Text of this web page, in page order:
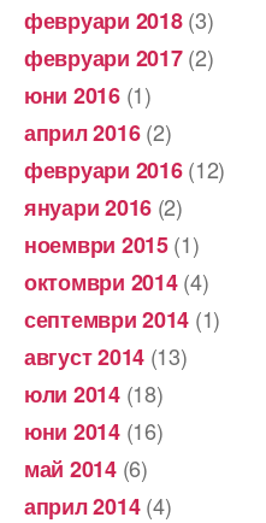
февруари 2018(3)
февруари 2017(2)
юни 2016(1)
април 2016(2)
февруари 2016(12)
януари 2016 (2)
ноември 2015(1)
октомври 2014(4)
септември 2014 (1)
август 2014 (13)
юли 2014(18)
юни 2014(16)
май 2014(6)
април 2014(4)